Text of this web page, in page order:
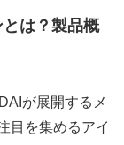
は？製品概
が展開するメ
目を集めるアイ